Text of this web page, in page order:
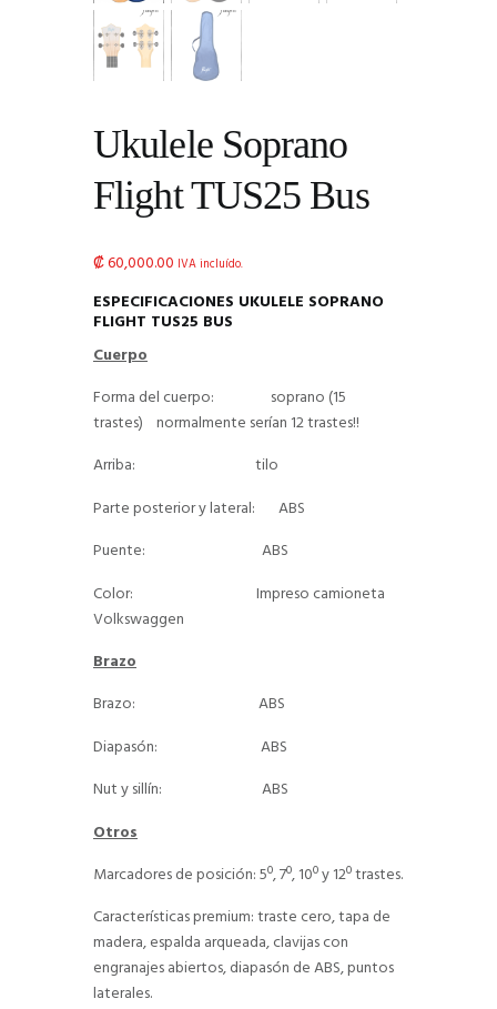
Ukulele Soprano
Flight TUS25 Bus
₡60,000.00 IVA incluído.
ESPECIFICACIONES UKULELE SOPRANO
FLIGHT TUS25 BUS
Cuerpo
Forma del cuerpo: soprano (15
trastes) normalmente serían 12 trastes!!
Arriba: tilo
Parte posterior y lateral: ABS
Puente: ABS
Color: Impreso camioneta
Volkswaggen
Brazo
Brazo: ABS
Diapasón: ABS
Nut y sillín: ABS
Otros
Marcadores de posición: 5º, 7º, 10º y 12º trastes.
Características premium: traste cero, tapa de
madera, espalda arqueada, clavijas con
engranajes abiertos, diapasón de ABS, puntos
laterales.